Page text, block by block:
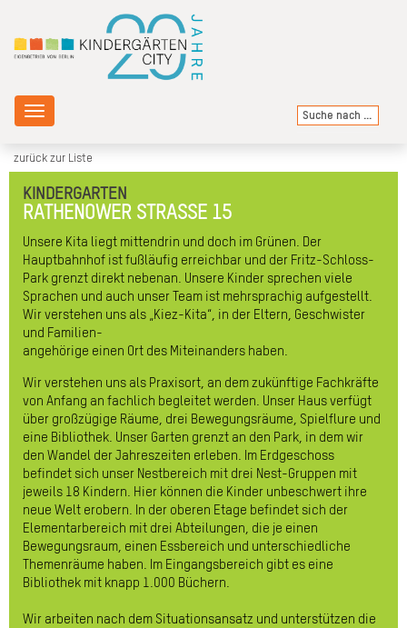
Toggle
navigation
zurück zur Liste
KINDERGARTEN
RATHENOWER STRASSE 15
Unsere Kita liegt mittendrin und doch im Grünen. Der
Hauptbahnhof ist fußläufig erreichbar und der Fritz-Schloss-
Park grenzt direkt nebenan. Unsere Kinder sprechen viele
Sprachen und auch unser Team ist mehrsprachig aufgestellt.
Wir verstehen uns als „Kiez-Kita“, in der Eltern, Geschwister
und Familien-
angehörige einen Ort des Miteinanders haben.
Wir verstehen uns als Praxisort, an dem zukünftige Fachkräfte
von Anfang an fachlich begleitet werden. Unser Haus verfügt
über großzügige Räume, drei Bewegungsräume, Spielflure und
eine Bibliothek. Unser Garten grenzt an den Park, in dem wir
den Wandel der Jahreszeiten erleben. Im Erdgeschoss
befindet sich unser Nestbereich mit drei Nest-Gruppen mit
jeweils 18 Kindern. Hier können die Kinder unbeschwert ihre
neue Welt erobern. In der oberen Etage befindet sich der
Elementarbereich mit drei Abteilungen, die je einen
Bewegungsraum, einen Essbereich und unterschiedliche
Themenräume haben. Im Eingangsbereich gibt es eine
Bibliothek mit knapp 1.000 Büchern.
Wir arbeiten nach dem Situationsansatz und unterstützen die